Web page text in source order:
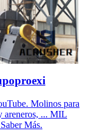
Molinos para
areneros, ... MIL
Más.